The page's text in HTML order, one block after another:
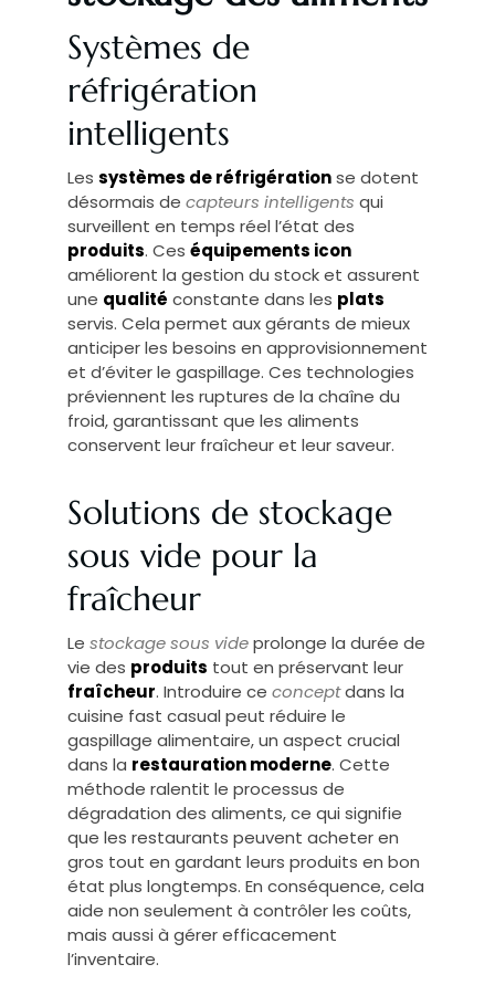
Systèmes de
réfrigération
intelligents
Les systèmes de réfrigérationse dotent
désormais de capteurs intelligents qui
surveillent en temps réel l’état des
produits. Ces équipements icon
améliorent la gestion du stock et assurent
une qualité constante dans les plats
servis. Cela permet aux gérants de mieux
anticiper les besoins en approvisionnement
et d’éviter le gaspillage. Ces technologies
préviennent les ruptures de la chaîne du
froid, garantissant que les aliments
conservent leur fraîcheur et leur saveur.
Solutions de stockage
sous vide pour la
fraîcheur
Le stockage sous videprolonge la durée de
vie des produits tout en préservant leur
fraîcheur. Introduire ce conceptdans la
cuisine fast casual peut réduire le
gaspillage alimentaire, un aspect crucial
dans la restauration moderne. Cette
méthode ralentit le processus de
dégradation des aliments, ce qui signifie
que les restaurants peuvent acheter en
gros tout en gardant leurs produits en bon
état plus longtemps. En conséquence, cela
aide non seulement à contrôler les coûts,
mais aussi à gérer efficacement
l’inventaire.